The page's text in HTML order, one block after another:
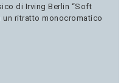
di Irving Berlin “Soft
un ritratto monocromatico